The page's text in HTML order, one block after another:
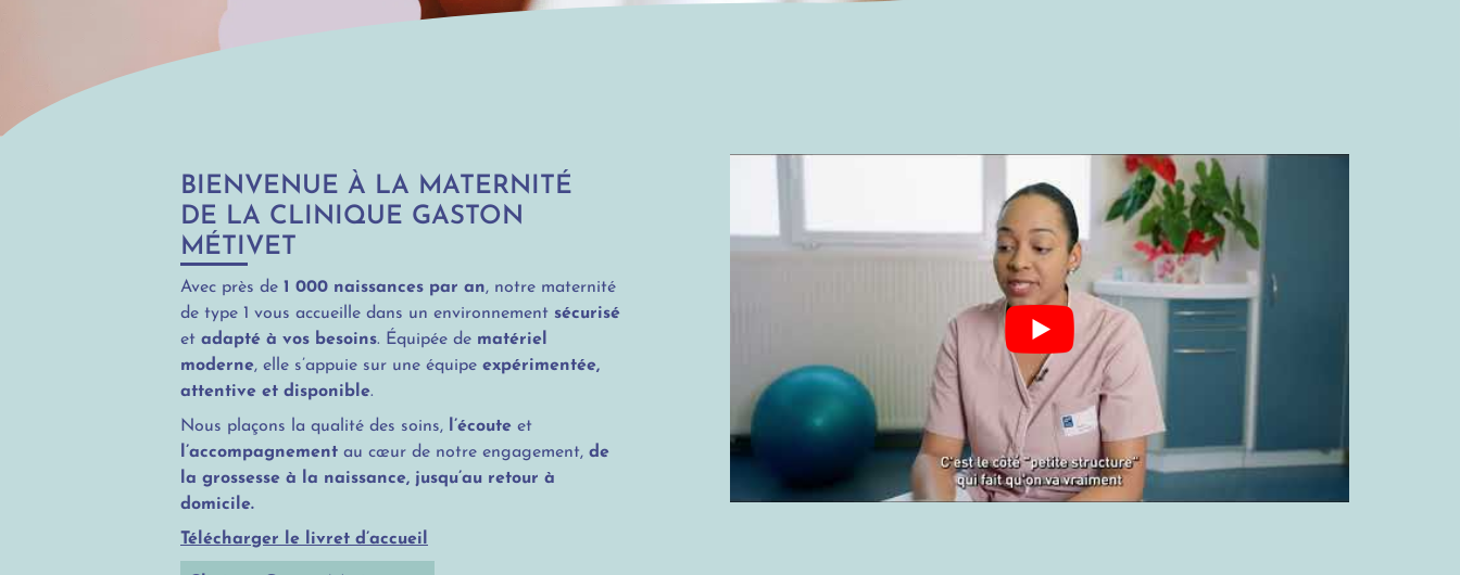
BIENVENUE À LA MATERNITÉ
DE LA CLINIQUE GASTON
MÉTIVET
Avec près de 1 000 naissances par an, notre maternité
de type 1 vous accueille dans un environnement sécurisé
et adapté à vos besoins. Équipée de matériel
moderne, elle s’appuie sur une équipe expérimentée,
attentive et disponible.
Nous plaçons la qualité des soins,
l’écoute et
l’accompagnement au cœur de notre engagement, de
la grossesse à la naissance, jusqu’au retour à
domicile.
Télécharger le livret d’accueil